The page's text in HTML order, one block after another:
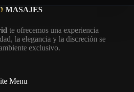
MASAJES
te ofrecemos una experiencia
la elegancia y la discreción se
exclusivo.
Menu